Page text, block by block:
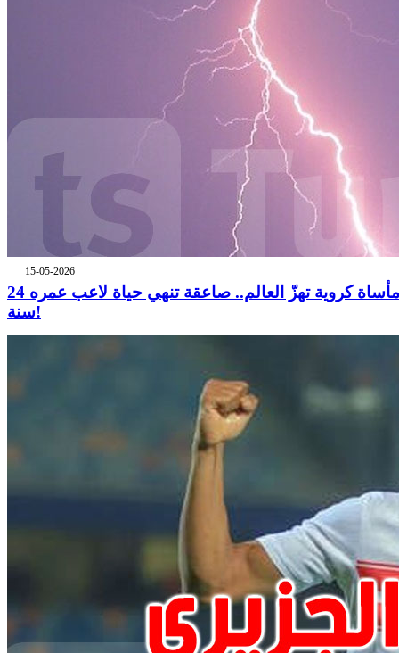
15-05-2026
مأساة كروية تهزّ العالم.. صاعقة تنهي حياة لاعب عمره 24
سنة!